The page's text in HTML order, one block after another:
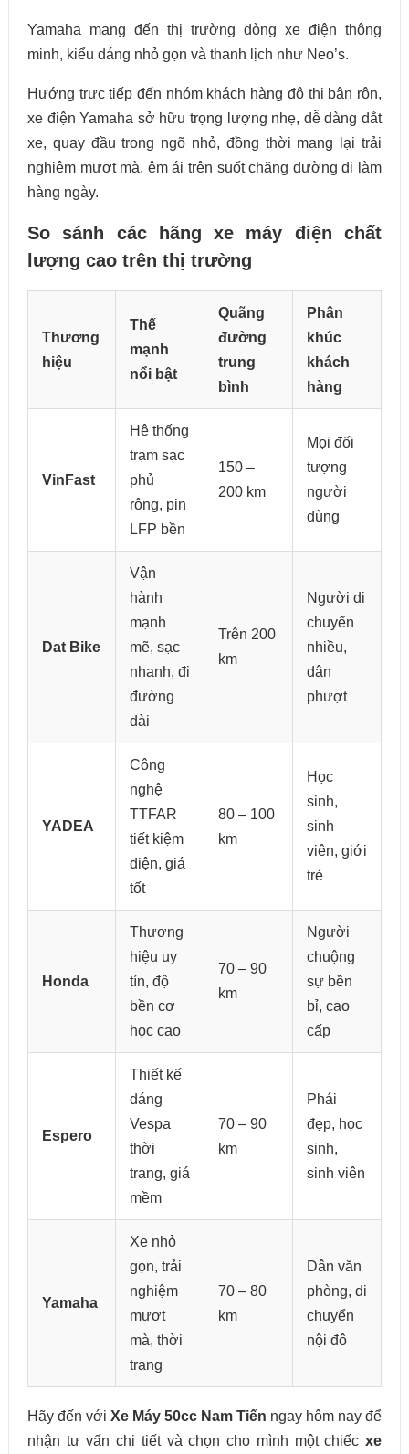
Yamaha mang đến thị trường dòng xe điện thông
minh, kiểu dáng nhỏ gọn và thanh lịch như Neo’s.
Hướng trực tiếp đến nhóm khách hàng đô thị bận rộn,
xe điện Yamaha sở hữu trọng lượng nhẹ, dễ dàng dắt
xe, quay đầu trong ngõ nhỏ, đồng thời mang lại trải
nghiệm mượt mà, êm ái trên suốt chặng đường đi làm
hàng ngày.
So sánh các hãng xe máy điện chất
lượng cao trên thị trường
Thương
hiệu
Thế
mạnh
nổi bật
Quãng
đường
trung
bình
Phân
khúc
khách
hàng
VinFast
Hệ thống
trạm sạc
phủ
rộng, pin
LFP bền
150 –
200 km
Mọi đối
tượng
người
dùng
Dat Bike
Vận
hành
mạnh
mẽ, sạc
nhanh, đi
đường
dài
Trên 200
km
Người di
chuyển
nhiều,
dân
phượt
YADEA
Công
nghệ
TTFAR
tiết kiệm
điện, giá
tốt
80 – 100
km
Học
sinh,
sinh
viên, giới
trẻ
Honda
Thương
hiệu uy
tín, độ
bền cơ
học cao
70 – 90
km
Người
chuộng
sự bền
bỉ, cao
cấp
Espero
Thiết kế
dáng
Vespa
thời
trang, giá
mềm
70 – 90
km
Phái
đẹp, học
sinh,
sinh viên
Yamaha
Xe nhỏ
gọn, trải
nghiệm
mượt
mà, thời
trang
70 – 80
km
Dân văn
phòng, di
chuyển
nội đô
Hãy đến với Xe Máy 50cc Nam Tiến ngay hôm nay để
nhận tư vấn chi tiết và chọn cho mình một chiếcxe